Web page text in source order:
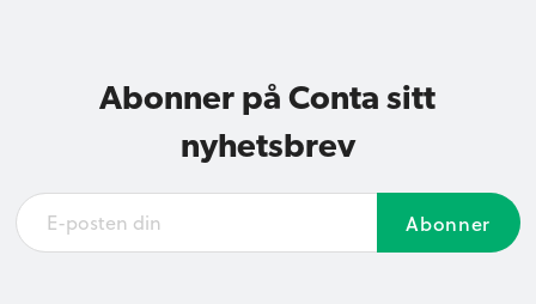
Abonner på Conta sitt
nyhetsbrev